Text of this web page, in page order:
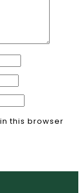
this browser